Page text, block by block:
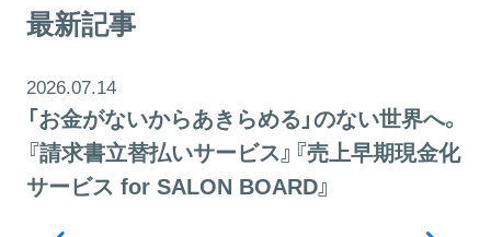
最新記事
2026.07.14
「お金がないからあきらめる」のない世界へ。
『請求書立替払いサービス』『売上早期現金化
サービス for SALON BOARD』